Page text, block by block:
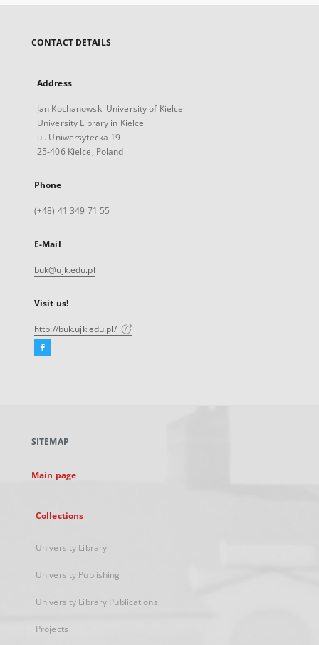
CONTACT DETAILS
Address
Jan Kochanowski University of Kielce
University Library in Kielce
ul. Uniwersytecka 19
25-406 Kielce, Poland
Phone
(+48) 41 349 71 55
E-Mail
buk@ujk.edu.pl
Visit us!
http://buk.ujk.edu.pl/
Facebook
new
SITEMAP
Main page
Collections
University Library
University Publishing
University Library Publications
Projects